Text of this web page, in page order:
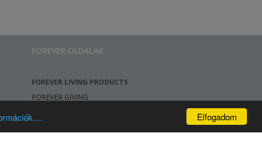
Elfogadom
FOREVER OLDALAK
FOREVER LIVING PRODUCTS
FOREVER GIVING